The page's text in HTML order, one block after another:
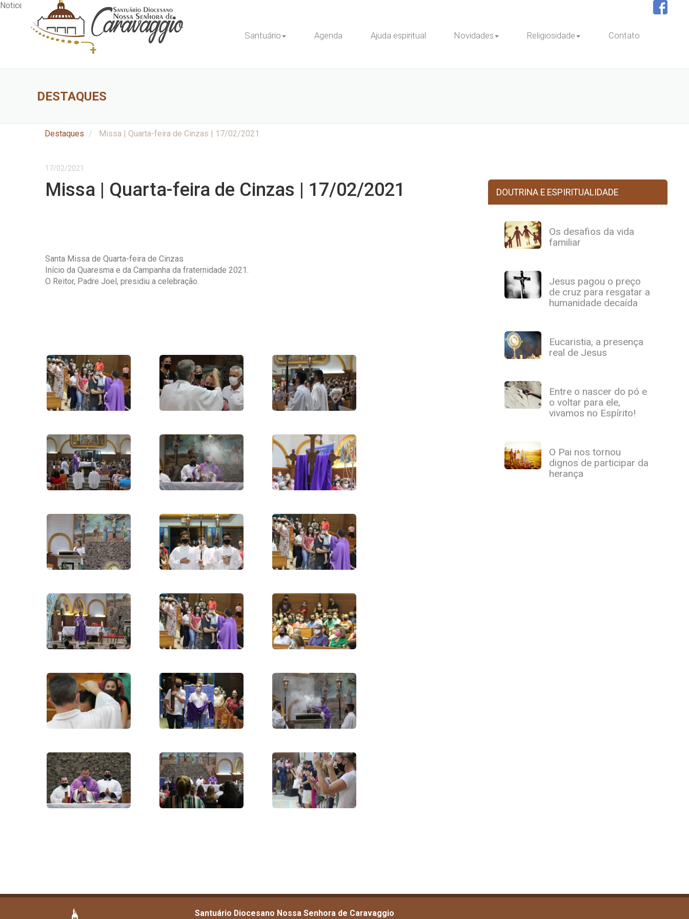
Notice: Undefined offset: 0 in /var/www/vhosts/santuariodecaravaggio.com.br/httpdocs/captar-dados-facebook.php on line 51
Santuário Agenda Ajuda espiritual Novidades Religiosidade Contato
DESTAQUES
Destaques Missa | Quarta-feira de Cinzas | 17/02/2021
17/02/2021
Missa | Quarta-feira de Cinzas | 17/02/2021
Santa Missa de Quarta-feira de Cinzas
Início da Quaresma e da Campanha da fraternidade 2021.
O Reitor, Padre Joel, presidiu a celebração.
DOUTRINA E ESPIRITUALIDADE
Os desafios da vida
familiar
Jesus pagou o preço
de cruz para resgatar a
humanidade decaída
Eucaristia, a presença
real de Jesus
Entre o nascer do pó e
o voltar para ele,
vivamos no Espírito!
O Pai nos tornou
dignos de participar da
herança
Santuário Diocesano Nossa Senhora de Caravaggio